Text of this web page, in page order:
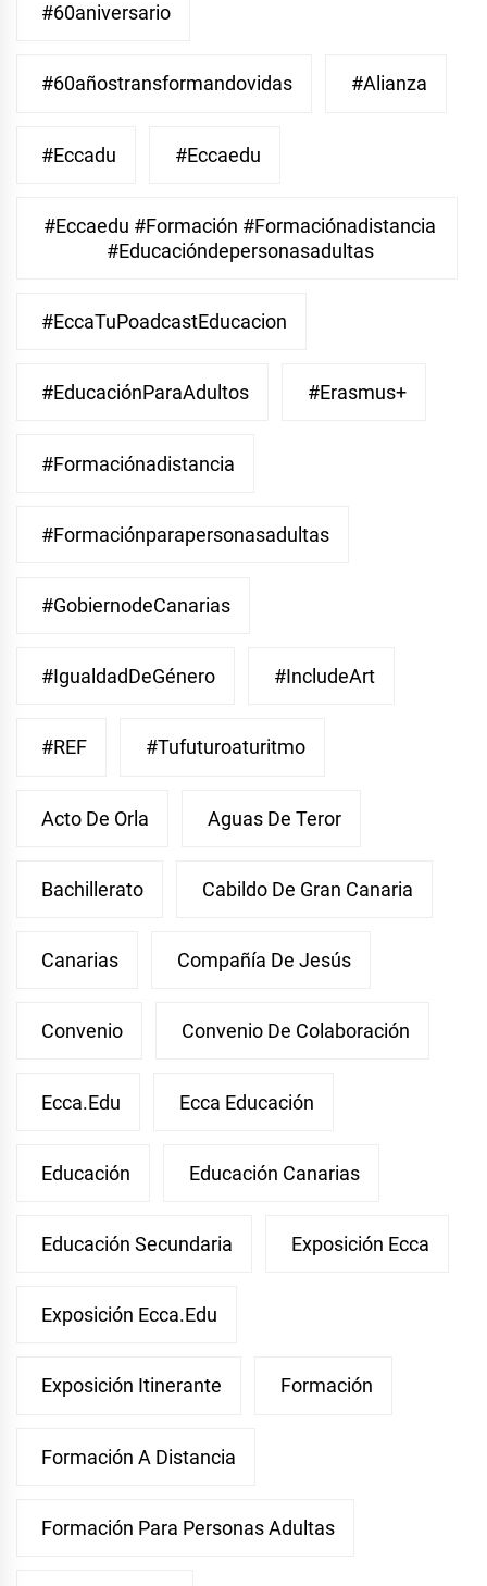
#60aniversario
#60añostransformandovidas #Alianza
#eccadu #eccaedu
#eccaedu #formación #formaciónadistancia
#educacióndepersonasadultas
#EccaTuPoadcastEducacion
#EducaciónParaAdultos #Erasmus+
#Formaciónadistancia
#Formaciónparapersonasadultas
#GobiernodeCanarias
#IgualdadDeGénero #IncludeArt
#REF #Tufuturoaturitmo
Acto De Orla Aguas De Teror
Bachillerato Cabildo De Gran Canaria
Canarias Compañía De Jesús
Convenio Convenio De Colaboración
Ecca.edu Ecca Educación
Educación Educación Canarias
Educación Secundaria Exposición Ecca
Exposición Ecca.edu
Exposición Itinerante Formación
Formación A Distancia
Formación Para Personas Adultas